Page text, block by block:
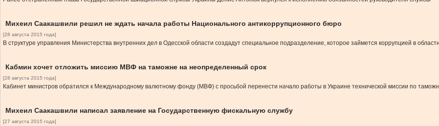
Михеил Саакашвили решил не ждать начала работы Национального антикоррупционного бюро
[28 августа 2015 года]
В структуре управления Министерства внутренних дел в Одесской области создадут специальное подразделение, которое займется коррупцией в
Кабмин хочет отложить миссию МВФ на таможне на неопределенный срок
[28 августа 2015 года]
Кабинет министров обратился к Международному валютному фонду (МВФ) с просьбой перенести начало работы в Украине технической миссии по
Михеил Саакашвили написал заявление на Государственную фискальную службу
[27 августа 2015 года]